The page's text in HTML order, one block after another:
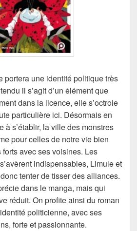
portera une identité politique très
il s’agit d’un élément que
dans la licence, elle s’octroie
particulière ici. Désormais en
à s’établir, la ville des monstres
pour celles de notre vie bien
avec ses voisines. Les
indispensables, Limule et
tenter de tisser des alliances.
dans le manga, mais qui
réduit. On profite ainsi du roman
politicienne, avec ses
forte et passionnante.